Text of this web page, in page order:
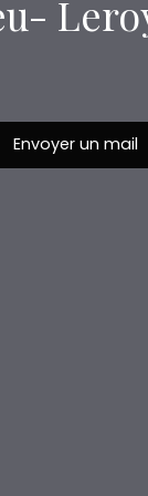
Envoyer un mail